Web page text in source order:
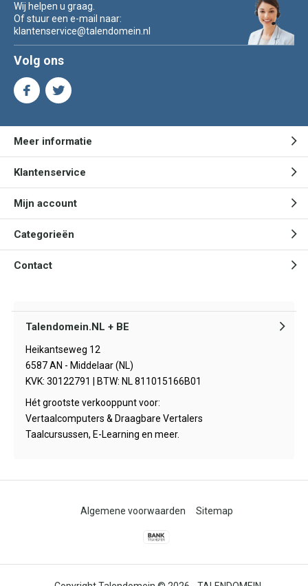
Wij helpen u graag.
Of stuur een e-mail naar:
klantenservice@talendomein.nl
Volg ons
Meer informatie
Klantenservice
Mijn account
Categorieën
Contact
Talendomein.NL + BE
Heikantseweg 12
6587 AN - Middelaar (NL)
KVK: 30122791 | BTW: NL 811015166B01
Hét grootste verkooppunt voor:
Vertaalcomputers & Draagbare Vertalers
Taalcursussen, E-Learning en meer.
Algemene voorwaarden Sitemap